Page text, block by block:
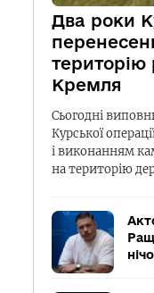
Два роки
територію
Кремля
Сьогодні
Курської
і виконанням
на територію